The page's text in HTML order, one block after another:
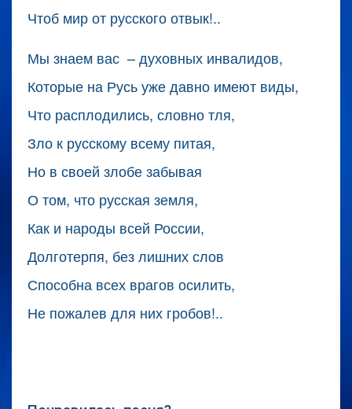
Чтоб мир от русского отвык!..
Мы знаем вас – духовных инвалидов,
Которые на Русь уже давно имеют виды,
Что расплодились, словно тля,
Зло к русскому всему питая,
Но в своей злобе забывая
О том, что русская земля,
Как и народы всей России,
Долготерпя, без лишних слов
Способна всех врагов осилить,
Не пожалев для них гробов!..